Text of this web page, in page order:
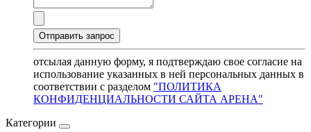
отсылая данную форму, я подтверждаю свое согласие на
использование указанных в ней персональных данных в
соответствии с разделом "ПОЛИТИКА
КОНФИДЕНЦИАЛЬНОСТИ САЙТА АРЕНА"
Категории